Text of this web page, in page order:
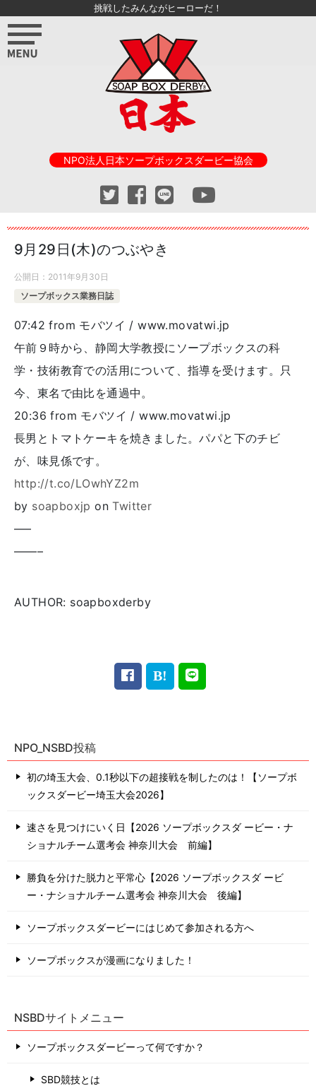
挑戦したみんながヒーローだ！
NPO法人日本ソープボックスダービー協会
9月29日(木)のつぶやき
公開日： 2011年9月30日
ソープボックス業務日誌
07:42 from モバツイ / www.movatwi.jp
午前９時から、静岡大学教授にソープボックスの科
学・技術教育での活用について、指導を受けます。只
今、東名で由比を通過中。
20:36 from モバツイ / www.movatwi.jp
長男とトマトケーキを焼きました。パパと下のチビ
が、味見係です。
http://t.co/LOwhYZ2m
by soapboxjp onTwitter
—–
——–
AUTHOR: soapboxderby
NPO_NSBD投稿
初の埼玉大会、0.1秒以下の超接戦を制したのは！【ソープボ
ックスダービー埼玉大会2026】
速さを見つけにいく日【2026 ソープボックスダ ービー・ナ
ショナルチーム選考会 神奈川⼤会 前編】
勝負を分けた脱力と平常心【2026 ソープボックスダ ービ
ー・ナショナルチーム選考会 神奈川⼤会 後編】
ソープボックスダービーにはじめて参加される方へ
ソープボックスが漫画になりました！
NSBDサイトメニュー
ソープボックスダービーって何ですか？
SBD競技とは